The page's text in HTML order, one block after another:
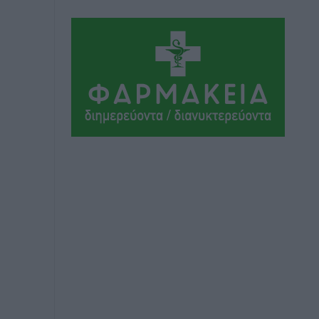
Συνελήφθη 37χρονη στη Ρόδο γιατί
είχε αφήσει τα τρία ανήλικα παιδιά της
χωρίς επιτήρηση
Τοπικές Ειδήσεις πριν 5 ώρες
Σταυρός Καλυθιών: Απέκτησε την